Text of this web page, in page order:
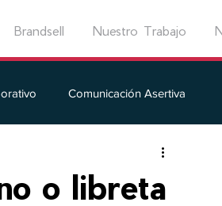
Brandsell Nuestro Trabajo
Comunicación Asertiva
Redes sociales
o libreta